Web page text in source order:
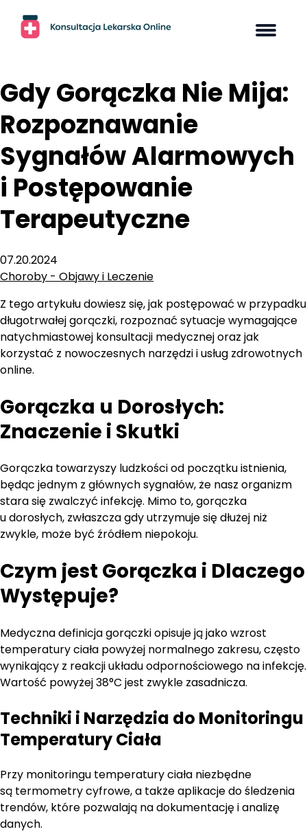
content
Gdy Gorączka Nie Mija:
Rozpoznawanie
Sygnałów Alarmowych
i Postępowanie
Terapeutyczne
07.20.2024
Choroby - Objawy i Leczenie
Z tego artykułu dowiesz się, jak postępować w przypadku
długotrwałej gorączki, rozpoznać sytuacje wymagające
natychmiastowej konsultacji medycznej oraz jak
korzystać z nowoczesnych narzędzi i usług zdrowotnych
online.
Gorączka u Dorosłych:
Znaczenie i Skutki
Gorączka towarzyszy ludzkości od początku istnienia,
będąc jednym z głównych sygnałów, że nasz organizm
stara się zwalczyć infekcję. Mimo to, gorączka
u dorosłych, zwłaszcza gdy utrzymuje się dłużej niż
zwykle, może być źródłem niepokoju.
Czym jest Gorączka i Dlaczego
Występuje?
Medyczna definicja gorączki opisuje ją jako wzrost
temperatury ciała powyżej normalnego zakresu, często
wynikający z reakcji układu odpornościowego na infekcję.
Wartość powyżej 38°C jest zwykle zasadnicza.
Techniki i Narzędzia do Monitoringu
Temperatury Ciała
Przy monitoringu temperatury ciała niezbędne
są termometry cyfrowe, a także aplikacje do śledzenia
trendów, które pozwalają na dokumentację i analizę
danych.